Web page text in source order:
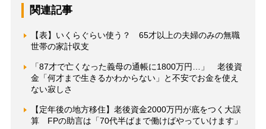
関連記事
【表】いくらぐらい使う？ 65才以上の夫婦のみの無職
世帯の家計収支
「87才で亡くなった義母の通帳に1800万円…」 老後資
金「何才まで生きるかわからない」と不安でお金を使え
ない寂しさ
【定年後の地方移住】老後資金2000万円が底をつく大誤
算 FPの助言は「70代半ばまで働けばやっていけます」